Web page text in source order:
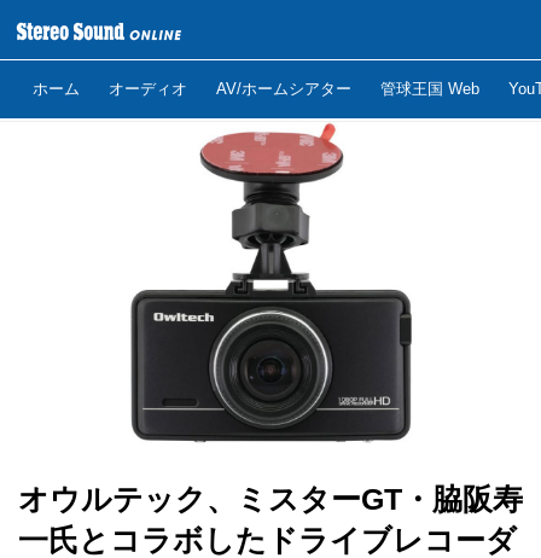
ホーム オーディオ AV/ホームシアター 管球王国 Web
オウルテック、ミスターGT・脇阪寿
一氏とコラボしたドライブレコーダ